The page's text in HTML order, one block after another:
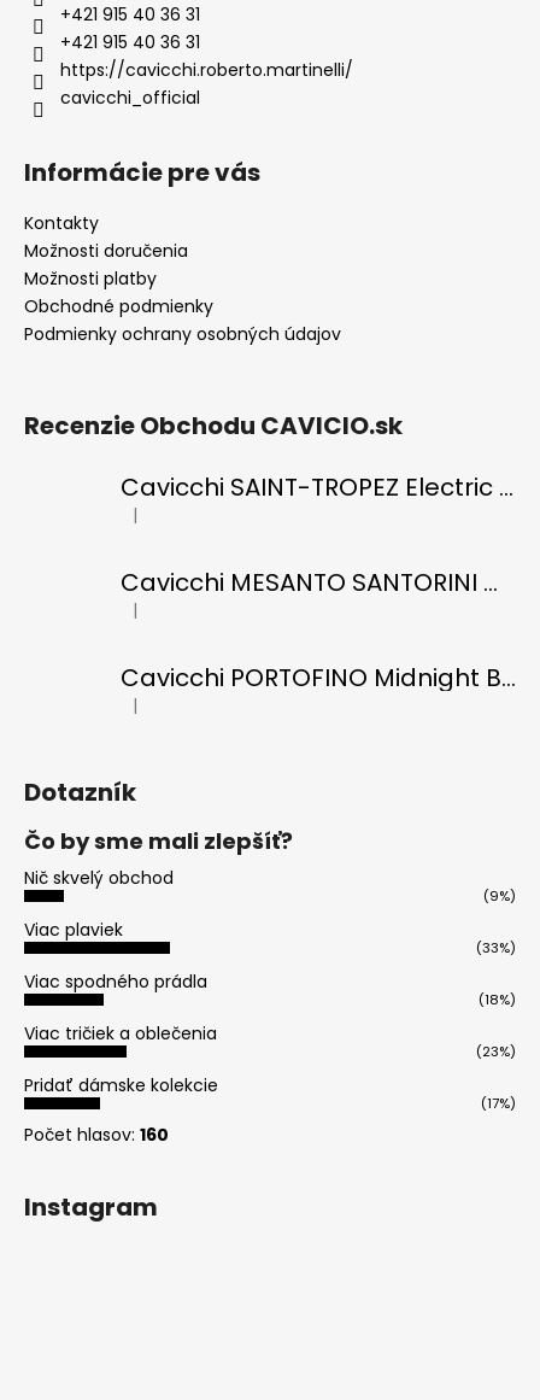
+421 915 40 36 31
+421 915 40 36 31
https://cavicchi.roberto.martinelli/
cavicchi_official
Informácie pre vás
Kontakty
Možnosti doručenia
Možnosti platby
Obchodné podmienky
Podmienky ochrany osobných údajov
Recenzie Obchodu CAVICIO.sk
Cavicchi SAINT-TROPEZ Electric Blue di RICCI
Hodnotenie produktu je 5 z 5 hviezdičiek.
|
Cavicchi MESANTO SANTORINI Oil Green di ROMANO
Hodnotenie produktu je 5 z 5 hviezdičiek.
|
Cavicchi PORTOFINO Midnight Black di RICCI
Hodnotenie produktu je 5 z 5 hviezdičiek.
|
Dotazník
Čo by sme mali zlepšíť?
Nič skvelý obchod
(9%)
Viac plaviek
(33%)
Viac spodného prádla
(18%)
Viac tričiek a oblečenia
(23%)
Pridať dámske kolekcie
(17%)
Počet hlasov: 160
Instagram